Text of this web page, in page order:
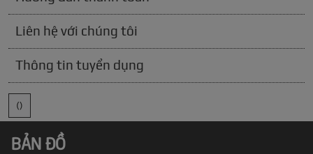
Liên hệ với chúng tôi
Thông tin tuyển dụng
()
BẢN ĐỒ